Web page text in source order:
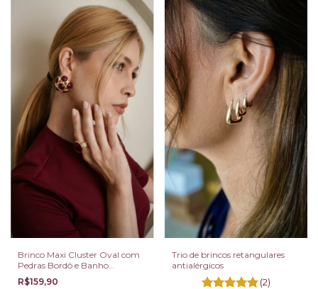
Brinco Maxi Cluster Oval com
Pedras Bordô e Banho
Dourado
R$159,90
Trio de brincos retangulares
antialérgicos
(2)